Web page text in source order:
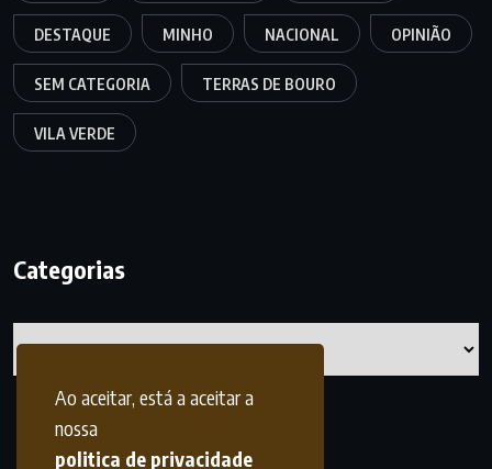
Ao aceitar, está a aceitar a
nossa
politica de privacidade
DESTAQUE MINHO NACIONAL OPINIÃO
SEM CATEGORIA TERRAS DE BOURO
VILA VERDE
Categorias